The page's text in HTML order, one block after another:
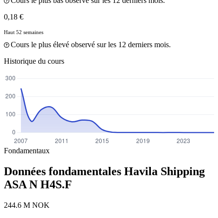
0,18 €
Haut 52 semaines
Cours le plus élevé observé sur les 12 derniers mois.
Historique du cours
Fondamentaux
Données fondamentales Havila Shipping
ASA N H4S.F
244.6 M NOK